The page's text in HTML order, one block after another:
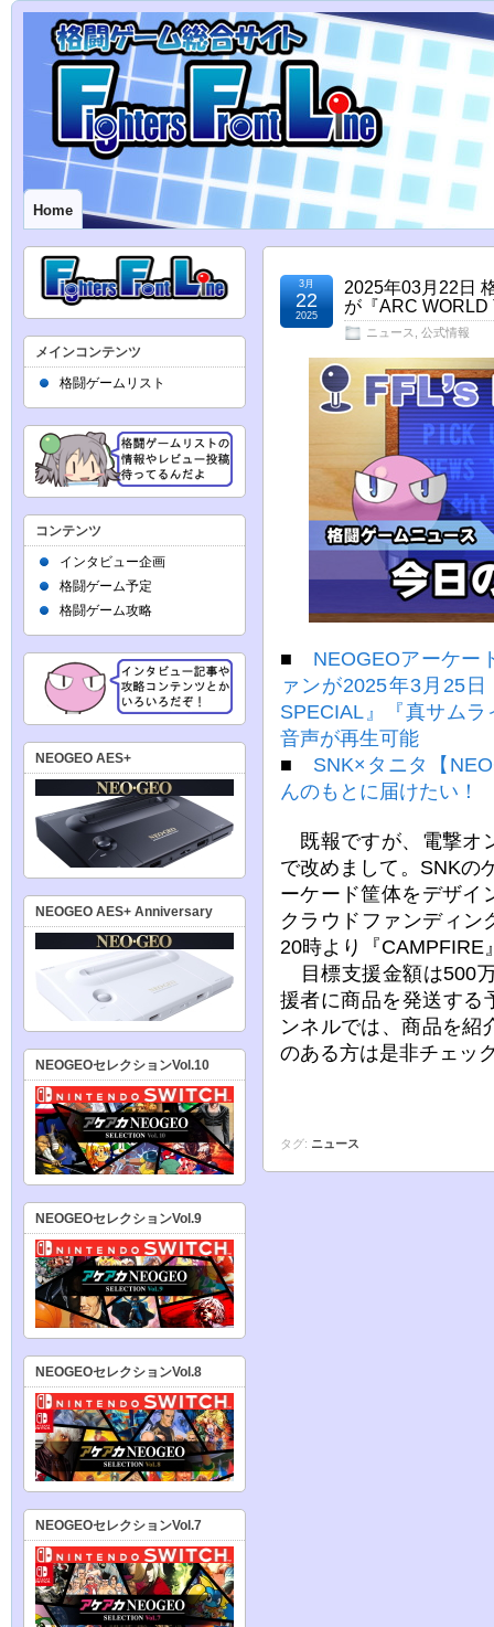
Home
2025年03月22日
が『ARC
ニュース 公式情報
3月
22
2025
■ NEOGEOアーケー
ァンが2025年3月25
SPECIAL』『真サム
音声が再生可能
■ SNK×タニタ【
んのもとに届けたい！
既報ですが、電撃オ
で改めまして。SNKの
ーケード筐体をデザイ
クラウドファンディン
20時より『CAMPFIRE
目標支援金額は500
援者に商品を発送する
ンネルでは、商品を紹
のある方は是非チェッ
タグ: ニュース
メインコンテンツ
格闘ゲームリスト
コンテンツ
インタビュー企画
格闘ゲーム予定
格闘ゲーム攻略
NEOGEO AES+
NEOGEO AES+ Anniversary
NEOGEOセレクションVol.10
NEOGEOセレクションVol.9
NEOGEOセレクションVol.8
NEOGEOセレクションVol.7